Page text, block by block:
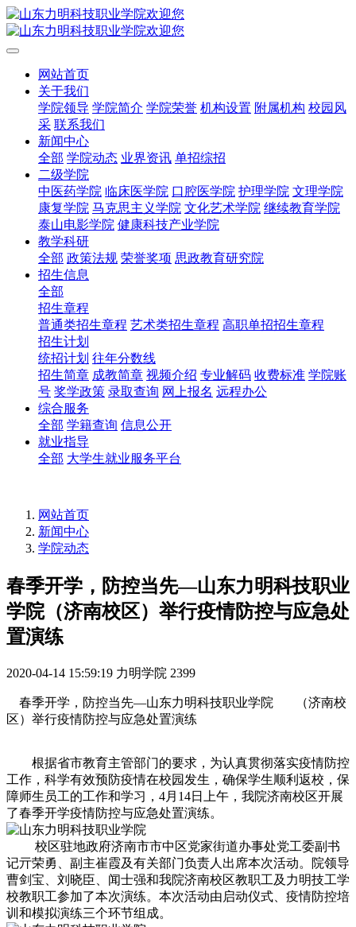
网站首页
关于我们
学院领导 学院简介 学院荣誉 机构设置 附属机构 校园风
采 联系我们
新闻中心
全部 学院动态 业界资讯 单招综招
二级学院
中医药学院 临床医学院 口腔医学院 护理学院 文理学院
康复学院 马克思主义学院 文化艺术学院 继续教育学院
泰山电影学院 健康科技产业学院
教学科研
全部 政策法规 荣誉奖项 思政教育研究院
招生信息
全部
招生章程
普通类招生章程 艺术类招生章程 高职单招招生章程
招生计划
统招计划 往年分数线
招生简章 成教简章 视频介绍 专业解码 收费标准 学院账
号 奖学政策 录取查询 网上报名 远程办公
综合服务
全部 学籍查询 信息公开
就业指导
全部 大学生就业服务平台
网站首页
新闻中心
学院动态
春季开学，防控当先—山东力明科技职业
学院（济南校区）举行疫情防控与应急处
置演练
2020-04-14 15:59:19 力明学院 2399
春季开学，防控当先—山东力明科技职业学院 （济南校
区）举行疫情防控与应急处置演练
根据省市教育主管部门的要求，为认真贯彻落实疫情防控
工作，科学有效预防疫情在校园发生，确保学生顺利返校，保
障师生员工的工作和学习，4月14日上午，我院济南校区开展
了春季开学疫情防控与应急处置演练。
校区驻地政府济南市市中区党家街道办事处党工委副书
记亓荣勇、副主崔霞及有关部门负责人出席本次活动。院领导
曹剑宝、刘晓臣、闻士强和我院济南校区教职工及力明技工学
校教职工参加了本次演练。本次活动由启动仪式、疫情防控培
训和模拟演练三个环节组成。